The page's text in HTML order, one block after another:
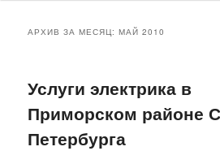
АРХИВ ЗА МЕСЯЦ:МАЙ 2010
Услуги электрика в
Приморском районе
Петербурга